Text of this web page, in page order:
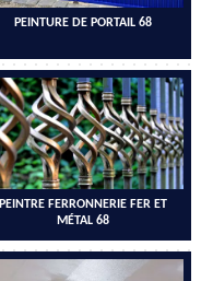
PEINTURE DE PORTAIL 68
PEINTRE FERRONNERIE FER ET
MÉTAL 68